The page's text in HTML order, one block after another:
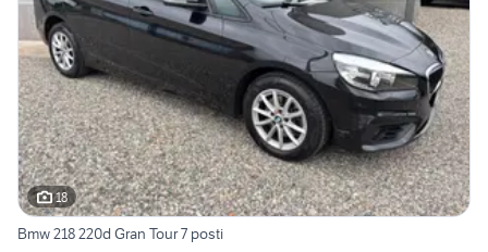
18
Bmw 218 220d Gran Tour 7 posti